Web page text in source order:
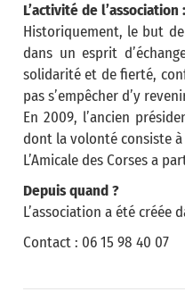
L’activité de l’association :
Historiquement, le but
dans un esprit
solidarité et de fierté,
pas s’empêcher d’y
En 2009, l’ancien
dont la volonté consiste à
L’Amicale des Corses a
Depuis quand ?
L’association a été créée
Contact : 06 15 98 40 07